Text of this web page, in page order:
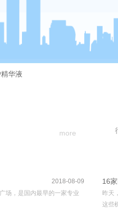
华液
more
2018-08-09
场，是国内最早的一家专业
16
昨天
这些